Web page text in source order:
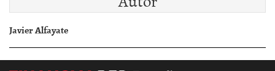
Javier Alfayate